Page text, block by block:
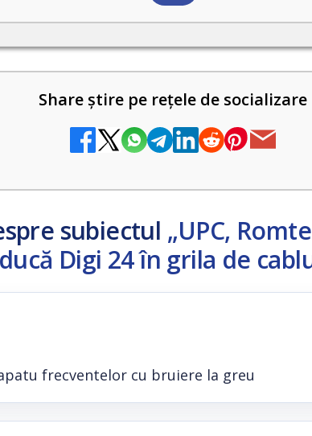
Share știre pe rețele de socializare
subiectul „UPC,
Digi 24 în grila de
frecventelor cu bruiere la greu